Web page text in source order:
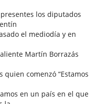
los diputados
el mediodía y en
Martín Borrazás
quien comenzó “Estamos
en un país en el que